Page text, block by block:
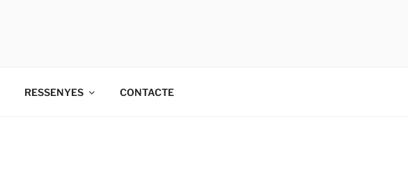
RESSENYES CONTACTE